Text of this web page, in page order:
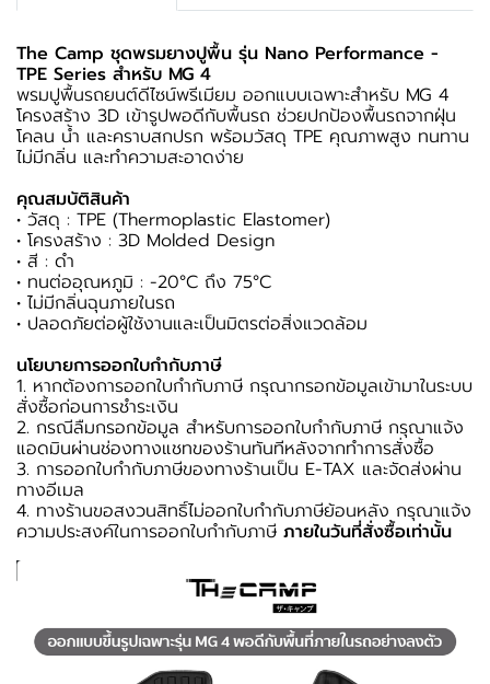
The Camp ชุดพรมยางปูพื้น รุ่น Nano Performance -
TPE Series สำหรับ MG 4
พรมปูพื้นรถยนต์ดีไซน์พรีเมียม ออกแบบเฉพาะสำหรับ MG 4
โครงสร้าง 3D เข้ารูปพอดีกับพื้นรถ ช่วยปกป้องพื้นรถจากฝุ่น
โคลน น้ำ และคราบสกปรก พร้อมวัสดุ TPE คุณภาพสูง ทนทาน
ไม่มีกลิ่น และทำความสะอาดง่าย
คุณสมบัติสินค้า
• วัสดุ : TPE (Thermoplastic Elastomer)
• โครงสร้าง : 3D Molded Design
• สี : ดำ
• ทนต่ออุณหภูมิ : -20°C ถึง 75°C
• ไม่มีกลิ่นฉุนภายในรถ
• ปลอดภัยต่อผู้ใช้งานและเป็นมิตรต่อสิ่งแวดล้อม
นโยบายการออกใบกำกับภาษี
1. หากต้องการออกใบกำกับภาษี กรุณากรอกข้อมูลเข้ามาในระบบ
สั่งซื้อก่อนการชำระเงิน
2. กรณีลืมกรอกข้อมูล สำหรับการออกใบกำกับภาษี กรุณาแจ้ง
แอดมินผ่านช่องทางแชทของร้านทันทีหลังจากทำการสั่งซื้อ
3. การออกใบกำกับภาษีของทางร้านเป็น E-TAX และจัดส่งผ่าน
ทางอีเมล
4. ทางร้านขอสงวนสิทธิ์ไม่ออกใบกำกับภาษีย้อนหลัง กรุณาแจ้ง
ความประสงค์ในการออกใบกำกับภาษี ภายในวันที่สั่งซื้อเท่านั้น